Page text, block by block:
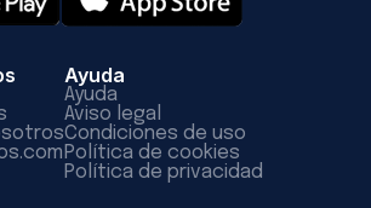
Ayuda
Ayuda
Aviso legal
Condiciones de uso
Política de cookies
Política de privacidad